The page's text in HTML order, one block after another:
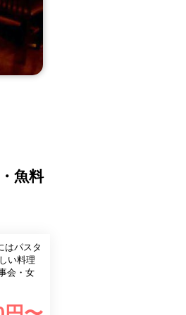
魚料
はパスタ
い料理